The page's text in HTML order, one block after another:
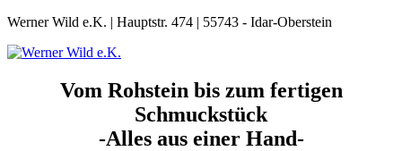
Zum
springen
Werner Wild e.K. | Hauptstr. 474 | 55743 - Idar-Oberstein
Vom Rohstein bis zum fertigen
Schmuckstück
-Alles aus einer Hand-